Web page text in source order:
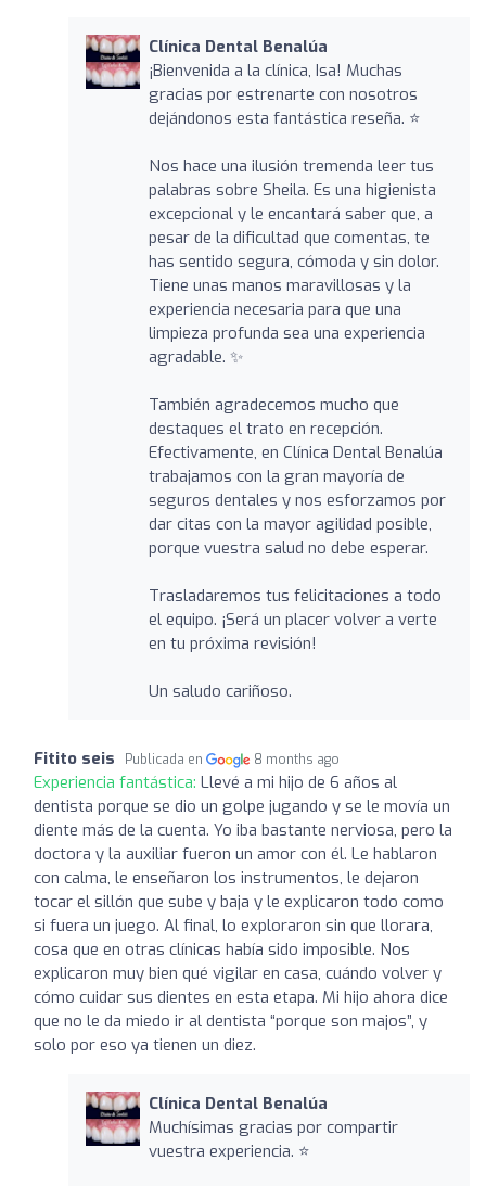
Clínica Dental Benalúa
¡Bienvenida a la clínica, Isa! Muchas
gracias por estrenarte con nosotros
dejándonos esta fantástica reseña. ⭐
Nos hace una ilusión tremenda leer tus
palabras sobre Sheila. Es una higienista
excepcional y le encantará saber que, a
pesar de la dificultad que comentas, te
has sentido segura, cómoda y sin dolor.
Tiene unas manos maravillosas y la
experiencia necesaria para que una
limpieza profunda sea una experiencia
agradable. ✨
También agradecemos mucho que
destaques el trato en recepción.
Efectivamente, en Clínica Dental Benalúa
trabajamos con la gran mayoría de
seguros dentales y nos esforzamos por
dar citas con la mayor agilidad posible,
porque vuestra salud no debe esperar.
Trasladaremos tus felicitaciones a todo
el equipo. ¡Será un placer volver a verte
en tu próxima revisión!
Un saludo cariñoso.
Fitito seis Publicada en 8 months ago
Experiencia fantástica: Llevé a mi hijo de 6 años al
dentista porque se dio un golpe jugando y se le movía un
diente más de la cuenta. Yo iba bastante nerviosa, pero la
doctora y la auxiliar fueron un amor con él. Le hablaron
con calma, le enseñaron los instrumentos, le dejaron
tocar el sillón que sube y baja y le explicaron todo como
si fuera un juego. Al final, lo exploraron sin que llorara,
cosa que en otras clínicas había sido imposible. Nos
explicaron muy bien qué vigilar en casa, cuándo volver y
cómo cuidar sus dientes en esta etapa. Mi hijo ahora dice
que no le da miedo ir al dentista “porque son majos”, y
solo por eso ya tienen un diez.
Clínica Dental Benalúa
Muchísimas gracias por compartir
vuestra experiencia. ⭐